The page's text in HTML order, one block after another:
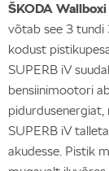
ŠKODA Wallboxi
võtab see 3
kodust
SUPERB iV
bensiinimootori
pidurdusenergiat,
SUPERB iV
akudesse. Pistik